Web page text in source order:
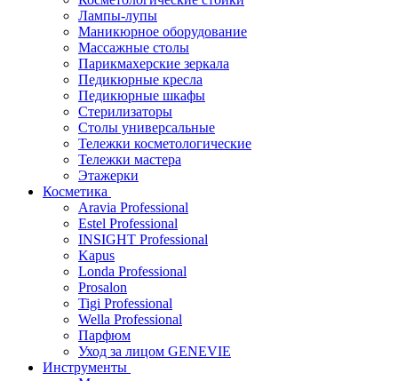
Лампы-лупы
Маникюрное оборудование
Массажные столы
Парикмахерские зеркала
Педикюрные кресла
Педикюрные шкафы
Стерилизаторы
Столы универсальные
Тележки косметологические
Тележки мастера
Этажерки
Косметика
Aravia Professional
Estel Professional
INSIGHT Professional
Kapus
Londa Professional
Prosalon
Tigi Professional
Wella Professional
Парфюм
Уход за лицом GENEVIE
Инструменты